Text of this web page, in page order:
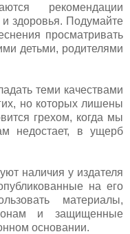
рекомендации
и здоровья. Подумайте
просматривать
детьми, родителями
теми качествами
но которых лишены
грехом, когда мы
недостает, в ущерб
наличия у издателя
на его
материалы,
и защищенные
основании.